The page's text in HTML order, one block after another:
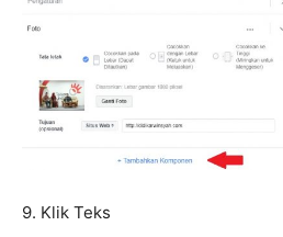
9. Klik Teks